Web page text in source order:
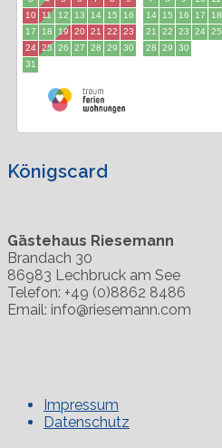
Königscard
Gästehaus Riesemann
Brandach 30
86983 Lechbruck am See
Telefon: +49 (0)8862 8486
Email: info@riesemann.com
Impressum
Datenschutz